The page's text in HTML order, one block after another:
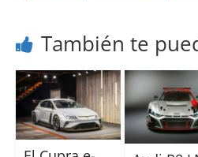
También te